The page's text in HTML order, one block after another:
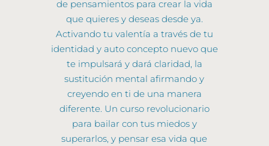
de pensamientos para crear la vida
que quieres y deseas desde ya.
Activando tu valentía a través de tu
identidad y auto concepto nuevo que
te impulsará y dará claridad, la
sustitución mental afirmando y
creyendo en ti de una manera
diferente. Un curso revolucionario
para bailar con tus miedos y
superarlos, y pensar esa vida que